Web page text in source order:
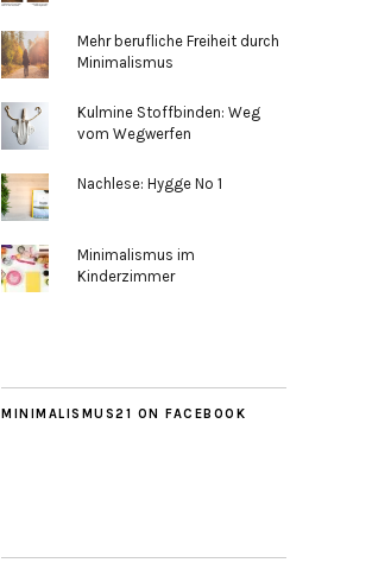
Mehr berufliche Freiheit durch
Minimalismus
Kulmine Stoffbinden: Weg
vom Wegwerfen
Nachlese: Hygge No 1
Minimalismus im
Kinderzimmer
MINIMALISMUS21 ON FACEBOOK